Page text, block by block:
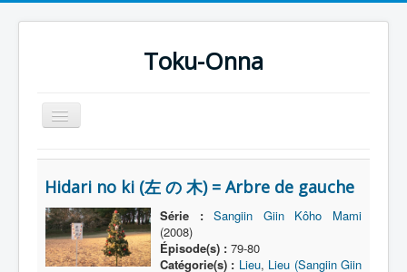
Toku-Onna
Basculer
la
Accueil
Toku-Actrices
Toku-Critiques
Séries
Hidari no ki (左 の 木) = Arbre de gauche
Série :
Sangiin Giin Kôho Mami
(2008)
Épisode(s) :79-80
Catégorie(s) : Lieu, Lieu (Sangiin Giin